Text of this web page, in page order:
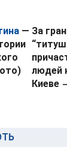
— За
людей
Киеве